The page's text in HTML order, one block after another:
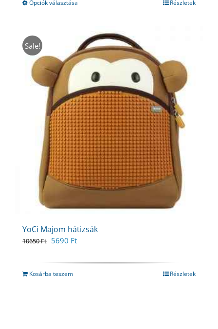
Opciók választása Részletek
Sale!
YoCi Majom hátizsák
10650Ft Original
was:
10650 Ft.
5690 FtCurrent
is:
Kosárba teszem Részletek